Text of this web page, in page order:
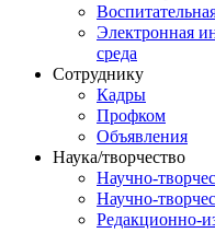
Электронная
среда
Сотруднику
Кадры
Профком
Объявления
Наука/творчество
Научно-
Научно-
Редакционно-